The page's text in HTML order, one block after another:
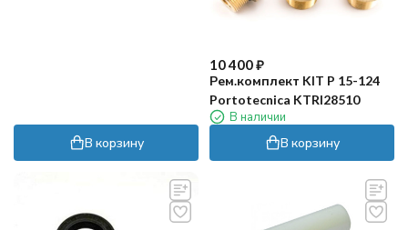
В корзину
10 400₽
Рем.комплект KIT P 15-124
Portotecnica KTRI28510
В наличии
В корзину